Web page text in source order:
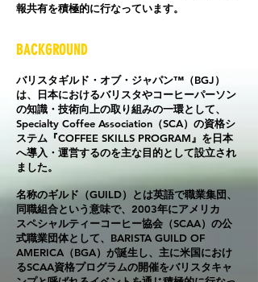
報共有を積極的に行なっています。​
BACKGROUND
バリスタギルド・オブ・ジャパン™️（BGJ）
は、日本におけるバリスタやコーヒーパーソン
の知識・技術向上の取り組みの一環として、
Specialty Coffee Association（SCA）の資格シ
ステム 『COFFEE SKILLS PROGRAM』を日本
へ導入・運営するのを主な目的として設立され
ました。
名称のギルド（GUILD）とは英語で職業集団、
同職組合という意味で、2003年にアメリカ
スペシャルティーコーヒー協会（SCAA）の公
式職業団体として、BARISTA GUILD OF
AMERICA（BGA）が誕生し、主に米国におけ
るSCAA資格プログラムの開催をバリスタキャ